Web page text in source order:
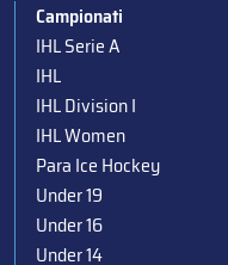
Campionati
IHL Serie A
IHL
IHL Division I
IHL Women
Para Ice Hockey
Under 19
Under 16
Under 14